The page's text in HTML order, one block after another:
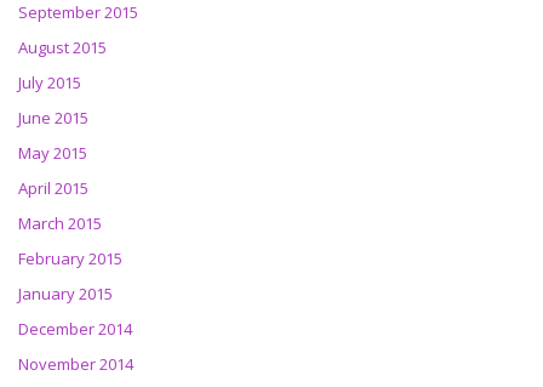
September 2015
August 2015
July 2015
June 2015
May 2015
April 2015
March 2015
February 2015
January 2015
December 2014
November 2014